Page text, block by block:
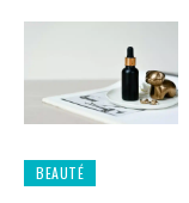
BEAUTÉ